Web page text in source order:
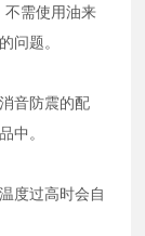
不需使用油来
问题。
音防震的配
中。
度过高时会自